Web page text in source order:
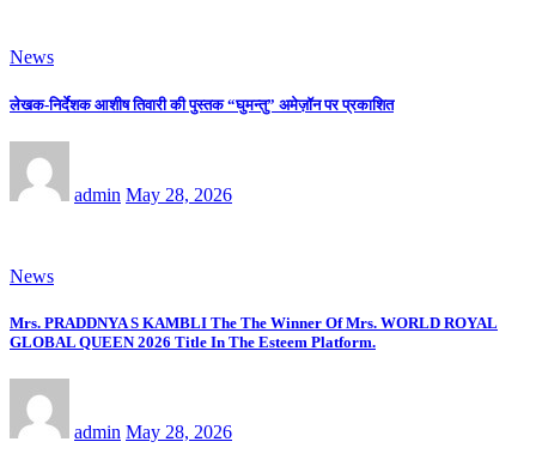
News
लेखक-निर्देशक आशीष तिवारी की पुस्तक “घुमन्तु” अमेज़ॉन पर प्रकाशित
admin May 28, 2026
News
Mrs. PRADDNYA S KAMBLI The The Winner Of Mrs. WORLD ROYAL
GLOBAL QUEEN 2026 Title In The Esteem Platform.
admin May 28, 2026